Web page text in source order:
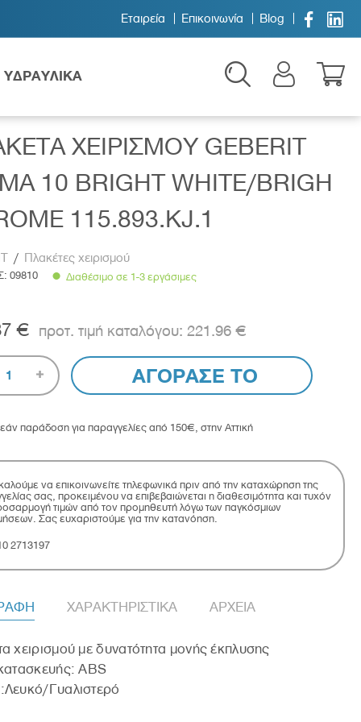
Εταιρεία Επικοινωνία Blog  
Παιδικά
ΥΔΡΑΥΛΙΚΑ
ΧΕΙΡΙΣΜΟΥ GEBERIT
10 BRIGHT WHITE/BRIGH
115.893.KJ.1
/ Πλακέτες χειρισμού
09810 Διαθέσιμο σε 1-3 εργάσιμες
€ 221.96 €
1 ΑΓΟΡΑΣΕ ΤΟ
παράδοση για παραγγελίες από 150€, στην Αττική
να επικοινωνείτε τηλεφωνικά πριν από την καταχώρηση της
σας, προκειμένου να επιβεβαιώνεται η διαθεσιμότητα και τυχόν
τιμών από τον προμηθευτή λόγω των παγκόσμιων
Σας ευχαριστούμε για την κατανόηση.
2713197
ΧΑΡΑΚΤΗΡΙΣΤΙΚΑ ΑΡΧΕΙΑ
χειρισμού με δυνατότητα μονής έκπλυσης
ABS
Γυαλιστερό